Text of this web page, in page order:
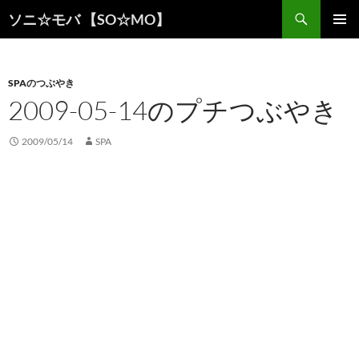
ソニ☆モバ 【SO☆MO】
索
ン
ツ
へ
キ
SPAのつぶやき
2009-05-14のプチつぶやき
2009/05/14 SPA